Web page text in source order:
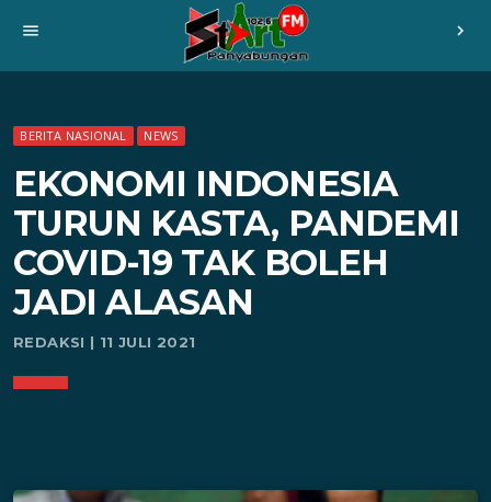
menu chevron_right
BERITA NASIONAL NEWS
EKONOMI INDONESIA
TURUN KASTA, PANDEMI
COVID-19 TAK BOLEH
JADI ALASAN
REDAKSI | 11 JULI 2021